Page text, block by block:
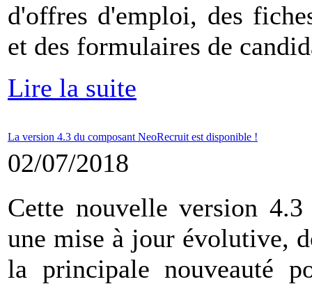
d'offres d'emploi, des
et des formulaires de
Lire la suite
La version 4.3 du composant NeoRecruit est disponible !
02/07/2018
Cette nouvelle version 4.3
une mise à jour évolutive,
la principale nouveauté